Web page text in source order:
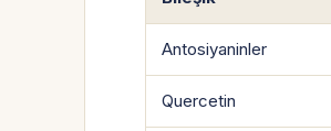
Antosiyaninler
Quercetin